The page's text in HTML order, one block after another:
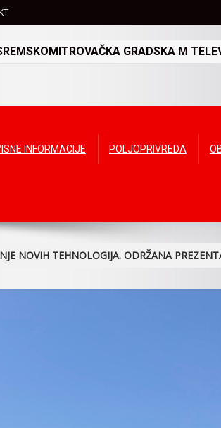
GRADSKA M
INFORMACIJE POLJOPRIVREDA
NOVIH TEHNOLOGIJA. ODRŽANA